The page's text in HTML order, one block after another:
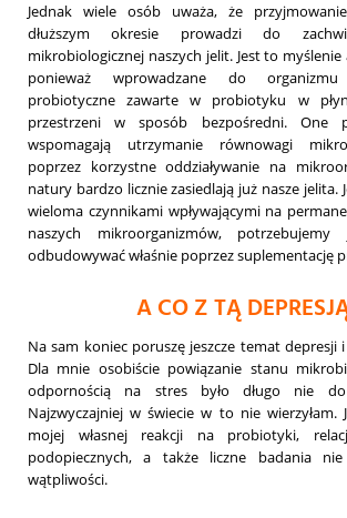
Jednak wiele osób uważa, że przyjmowanie
dłuższym okresie prowadzi do
mikrobiologicznej naszych jelit. Jest to myślenie
ponieważ wprowadzane do organizmu
probiotyczne zawarte w probiotyku w
przestrzeni w sposób bezpośredni. One
wspomagają utrzymanie równowagi
poprzez korzystne oddziaływanie na
natury bardzo licznie zasiedlają już nasze jelita.
wieloma czynnikami wpływającymi na
naszych mikroorganizmów,
odbudowywać właśnie poprzez suplementację
A CO Z TĄ
Na sam koniec poruszę jeszcze temat depresji
Dla mnie osobiście powiązanie stanu
odpornością na stres było długo nie do
Najzwyczajniej w świecie w to nie wierzyłam.
mojej własnej reakcji na probiotyki,
podopiecznych, a także liczne badania
wątpliwości.